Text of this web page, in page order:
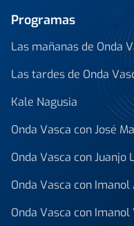
Programas
Las mañanas de Onda
Las tardes de Onda
Kale Nagusia
Onda Vasca con José
Onda Vasca con
Onda Vasca con
Onda Vasca con